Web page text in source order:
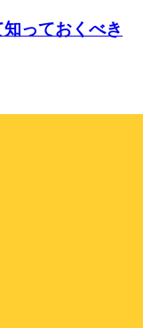
っておくべき